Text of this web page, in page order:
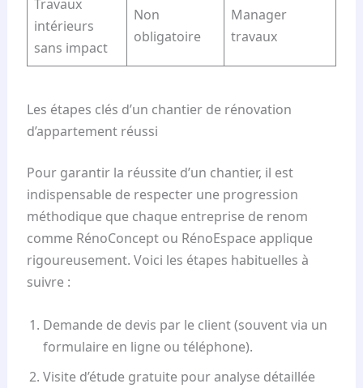
Travaux
intérieurs
sans impact
Non
obligatoire
Manager
travaux
Les étapes clés d’un chantier de rénovation
d’appartement réussi
Pour garantir la réussite d’un chantier, il est
indispensable de respecter une progression
méthodique que chaque entreprise de renom
comme RénoConcept ou RénoEspace applique
rigoureusement. Voici les étapes habituelles à
suivre :
Demande de devis par le client (souvent via un
formulaire en ligne ou téléphone).
Visite d’étude gratuite pour analyse détaillée